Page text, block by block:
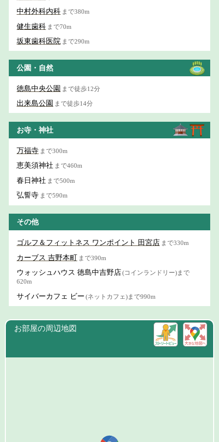
中村外科内科 まで380m
健生歯科 まで70m
坂東歯科医院 まで290m
公園・自然
徳島中央公園 まで徒歩12分
出来島公園 まで徒歩14分
お寺・神社
万福寺 まで300m
恵美須神社 まで460m
春日神社 まで500m
弘誓寺 まで590m
その他
ゴルフ＆フィットネス ワンポイント 田宮店 まで330m
カーブス 吉野本町 まで390m
ウォッシュハウス 徳島中吉野店(コインランドリー)まで
620m
サイバーカフェ ビー (ネットカフェ)まで990m
お部屋の周辺地図